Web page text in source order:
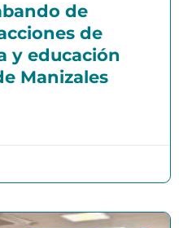
de
de
y educación
Manizales